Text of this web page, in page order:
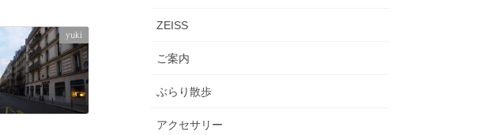
yuki
ZEISS
ご案内
ぶらり散歩
アクセサリー